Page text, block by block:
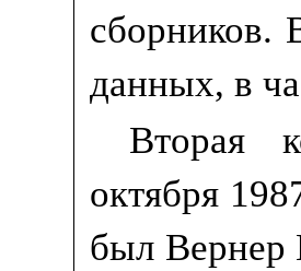
сборников.
данных, в
Вторая
октября
был Вернер